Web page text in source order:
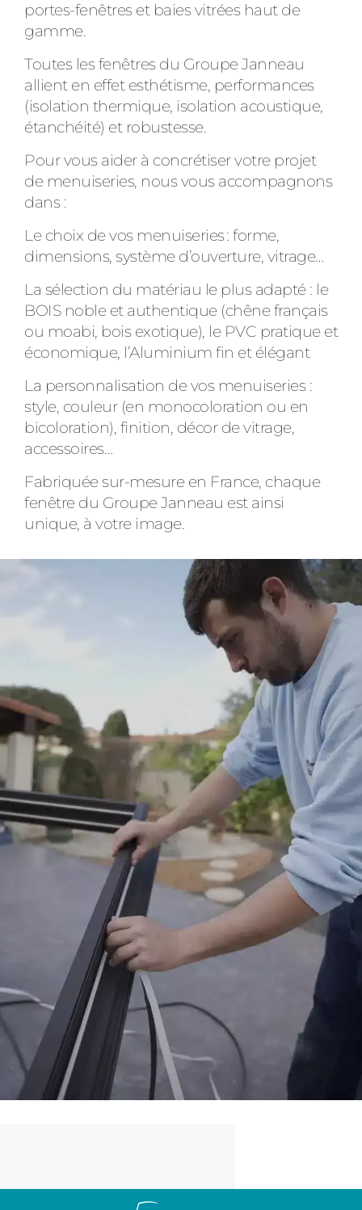
portes-fenêtres et baies vitrées haut de
gamme.
Toutes les fenêtres du Groupe Janneau
allient en effet esthétisme, performances
(isolation thermique, isolation acoustique,
étanchéité) et robustesse.
Pour vous aider à concrétiser votre projet
de menuiseries, nous vous accompagnons
dans :
Le choix de vos menuiseries : forme,
dimensions, système d’ouverture, vitrage…
La sélection du matériau le plus adapté : le
BOIS noble et authentique (chêne français
ou moabi, bois exotique), le PVC pratique et
économique, l’Aluminium fin et élégant
La personnalisation de vos menuiseries :
style, couleur (en monocoloration ou en
bicoloration), finition, décor de vitrage,
accessoires…
Fabriquée sur-mesure en France, chaque
fenêtre du Groupe Janneau est ainsi
unique, à votre image.